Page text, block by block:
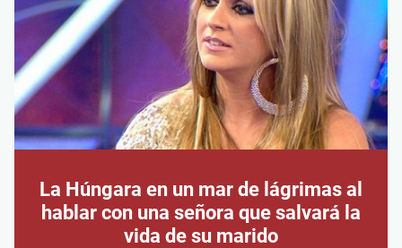
La Húngara en un mar de lágrimas al
hablar con una señora que salvará la
vida de su marido